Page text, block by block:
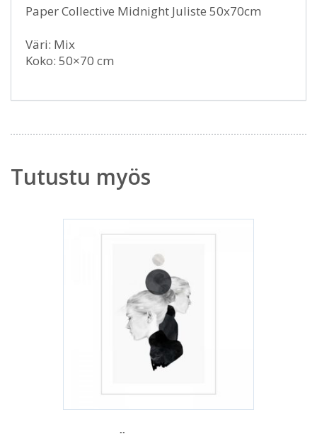
Paper Collective Midnight Juliste 50x70cm
Väri: Mix
Koko: 50×70 cm
Tutustu myös